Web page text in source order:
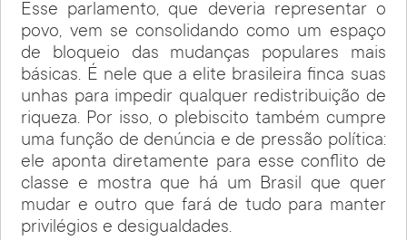
Esse parlamento, que deveria representar o
povo, vem se consolidando como um espaço
de bloqueio das mudanças populares mais
básicas. É nele que a elite brasileira finca suas
unhas para impedir qualquer redistribuição de
riqueza. Por isso, o plebiscito também cumpre
uma função de denúncia e de pressão política:
ele aponta diretamente para esse conflito de
classe e mostra que há um Brasil que quer
mudar e outro que fará de tudo para manter
privilégios e desigualdades.